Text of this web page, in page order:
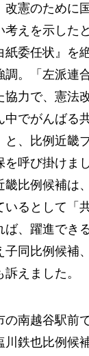
改憲のために
考えを示した
紙委任状』を
調。「左派連
協力で、憲法
中でがんばる
と、比例近畿
呼び掛けまし
比例候補は
いるとして「
ば、躍進でき
子同比例候補
えました。
南越谷駅前
川鉄也比例候